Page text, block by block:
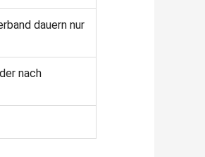
dauern nur
nach